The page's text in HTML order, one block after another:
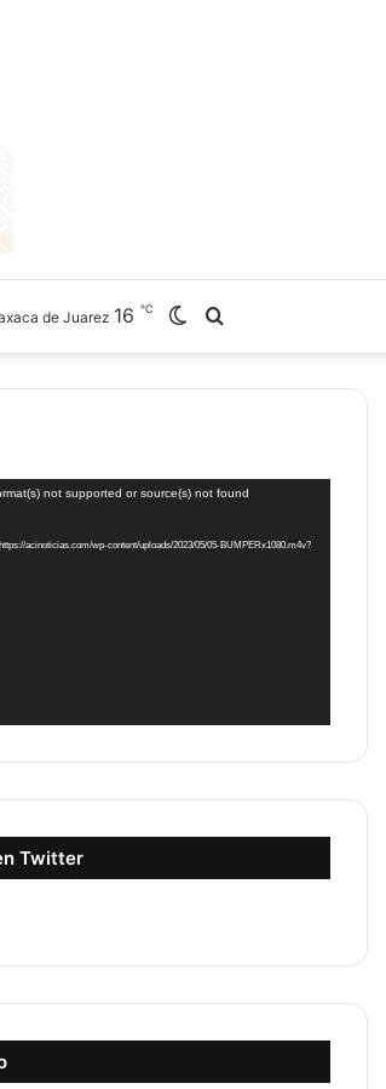
for
Switch
skin
de Juarez 16 ℃
not supported or source(s) not found
acinoticias.com/wp-content/uploads/2023/05/05-BUMPERx1080.m4v?
Twitter